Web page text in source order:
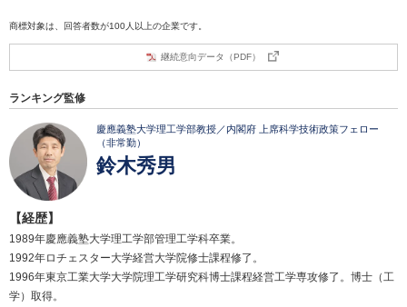
商標対象は、回答者数が100人以上の企業です。
継続意向データ（PDF）
ランキング監修
慶應義塾大学理工学部教授／内閣府 上席科学技術政策フェロー
（非常勤）
鈴木秀男
【経歴】
1989年慶應義塾大学理工学部管理工学科卒業。
1992年ロチェスター大学経営大学院修士課程修了。
1996年東京工業大学大学院理工学研究科博士課程経営工学専攻修了。博士（工
学）取得。